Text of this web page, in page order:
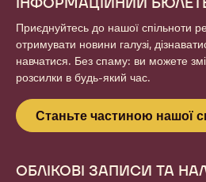
Приєднуйтесь до нашої спільноти
отримувати новини галузі,
навчатися. Без спаму: ви можете
розсилки в будь-який час.
Станьте частиною нашої
ОБЛІКОВІ ЗАПИСИ ТА